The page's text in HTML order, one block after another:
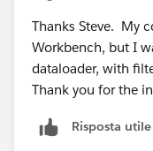
Thanks Steve. My
Workbench, but I
dataloader, with
Thank you for the
Risposta